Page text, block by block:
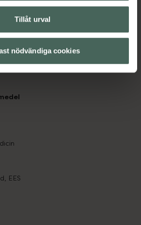
Tillåt urval
nödvändiga cookies
retur
EES